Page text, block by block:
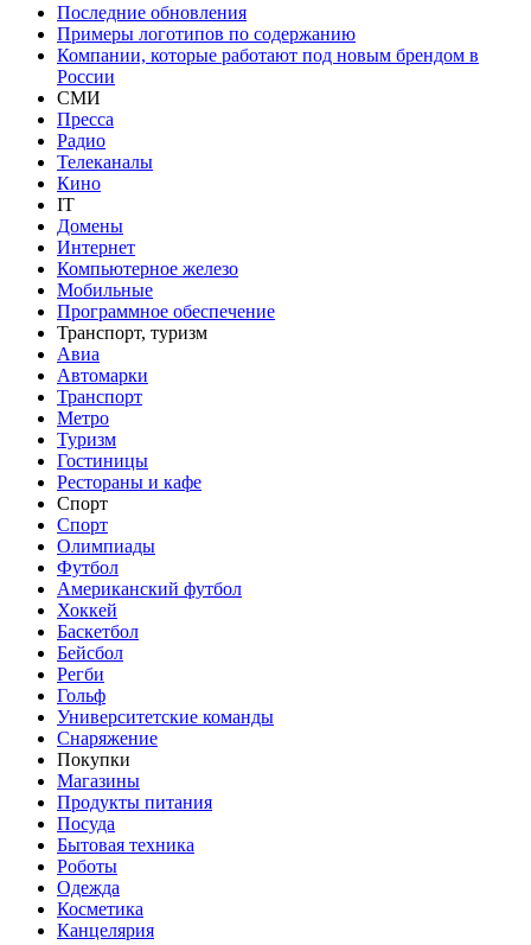
Последние обновления
Примеры логотипов по содержанию
Компании, которые работают под новым брендом в
России
СМИ
Пресса
Радио
Телеканалы
Кино
IT
Домены
Интернет
Компьютерное железо
Мобильные
Программное обеспечение
Транспорт, туризм
Авиа
Автомарки
Транспорт
Метро
Туризм
Гостиницы
Рестораны и кафе
Спорт
Спорт
Олимпиады
Футбол
Американский футбол
Хоккей
Баскетбол
Бейсбол
Регби
Гольф
Университетские команды
Снаряжение
Покупки
Магазины
Продукты питания
Посуда
Бытовая техника
Роботы
Одежда
Косметика
Канцелярия